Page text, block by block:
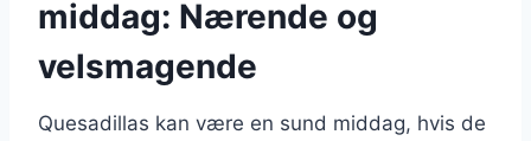
middag: Nærende og
velsmagende
Quesadillas kan være en sund middag, hvis de